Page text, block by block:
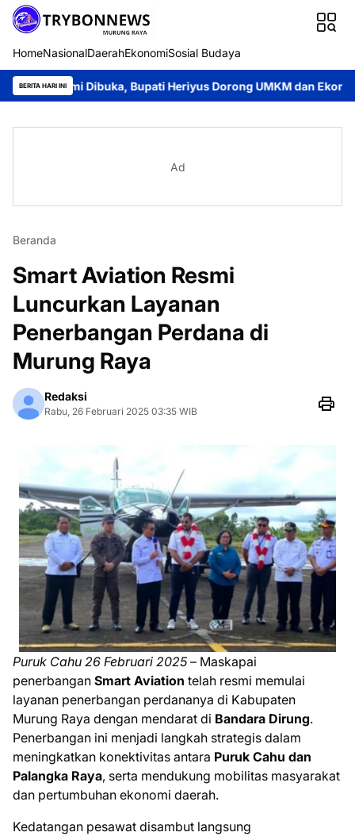
HomeNasionalDaerahEkonomiSosial Budaya
BERITA HARI INI
Dibuka, Bupati Heriyus Dorong UMKM dan Ekonomi Lokal
Ad
Beranda
Smart Aviation Resmi
Luncurkan Layanan
Penerbangan Perdana di
Murung Raya
Redaksi
Rabu, 26 Februari 2025 03:35 WIB
Puruk Cahu 26 Februari 2025 – Maskapai
penerbangan Smart Aviation telah resmi memulai
layanan penerbangan perdananya di Kabupaten
Murung Raya dengan mendarat di Bandara Dirung.
Penerbangan ini menjadi langkah strategis dalam
meningkatkan konektivitas antara Puruk Cahu dan
Palangka Raya, serta mendukung mobilitas masyarakat
dan pertumbuhan ekonomi daerah.
Kedatangan pesawat disambut langsung